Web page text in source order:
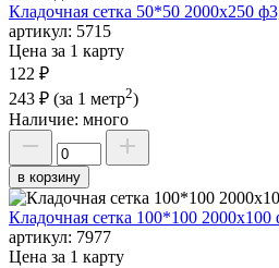
Кладочная сетка 50*50 2000х250
артикул: 5715
Цена за 1 карту
122 ₽
243 ₽ (за 1 метр2)
Наличие: много
в корзину
Кладочная сетка 100*100
артикул: 7977
Цена за 1 карту